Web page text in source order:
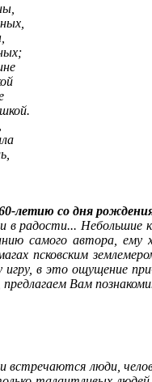
летию со дня
радости... Небольшие
самого автора, ему
псковским
в это ощущение
Вам
встречаются люди,